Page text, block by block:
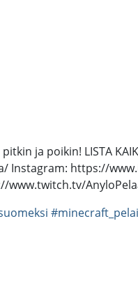
ja poikin! LISTA
Instagram: https://